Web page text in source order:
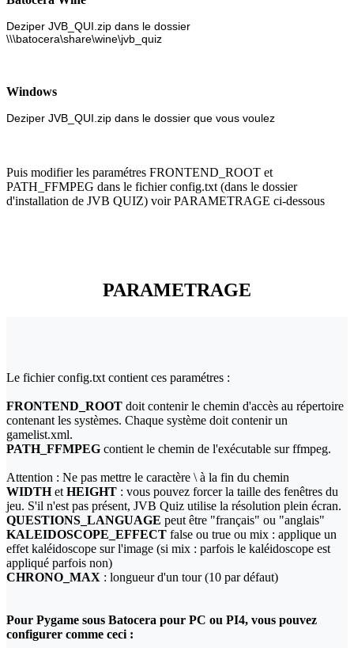
Deziper JVB_QUI.zip dans le dossier
\\\batocera\share\wine\jvb_quiz
Windows
Deziper JVB_QUI.zip dans le dossier que vous voulez
Puis modifier les paramétres FRONTEND_ROOT et
PATH_FFMPEG dans le fichier config.txt (dans le dossier
d'installation de JVB QUIZ) voir PARAMETRAGE ci-dessous
PARAMETRAGE
Le fichier config.txt contient ces paramétres :
FRONTEND_ROOT doit contenir le chemin d'accès au répertoire
contenant les systèmes. Chaque système doit contenir un
gamelist.xml.
PATH_FFMPEG contient le chemin de l'exécutable sur ffmpeg.
Attention : Ne pas mettre le caractère \ à la fin du chemin
WIDTHet HEIGHT : vous pouvez forcer la taille des fenêtres du
jeu. S'il n'est pas présent, JVB Quiz utilise la résolution plein écran.
QUESTIONS_LANGUAGE peut être "français" ou "anglais"
KALEIDOSCOPE_EFFECT false ou true ou mix : applique un
effet kaléidoscope sur l'image (si mix : parfois le kaléidoscope est
appliqué parfois non)
CHRONO_MAX : longueur d'un tour (10 par défaut)
Pour Pygame sous Batocera pour PC ou PI4, vous pouvez
configurer comme ceci :